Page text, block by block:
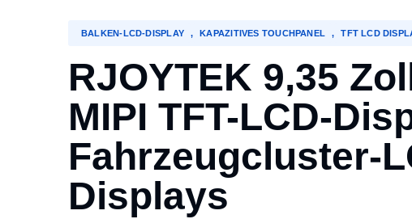
BALKEN-LCD-DISPLAY , KAPAZITIVES TOUCHPANEL , TFT LCD
RJOYTEK 9,35
MIPI TFT-LCD-
Fahrzeugcluster-
Displays